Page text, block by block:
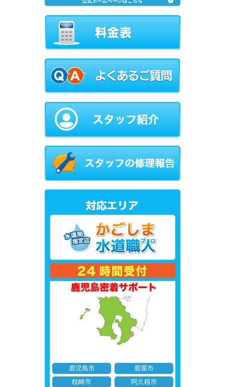
鹿児島市
鹿屋市
枕崎市
阿久根市